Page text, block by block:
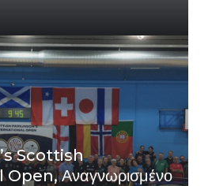
Scottish
Αναγνωρισμένο